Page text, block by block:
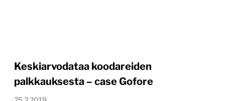
Keskiarvodataa koodareiden
palkkauksesta – case Gofore